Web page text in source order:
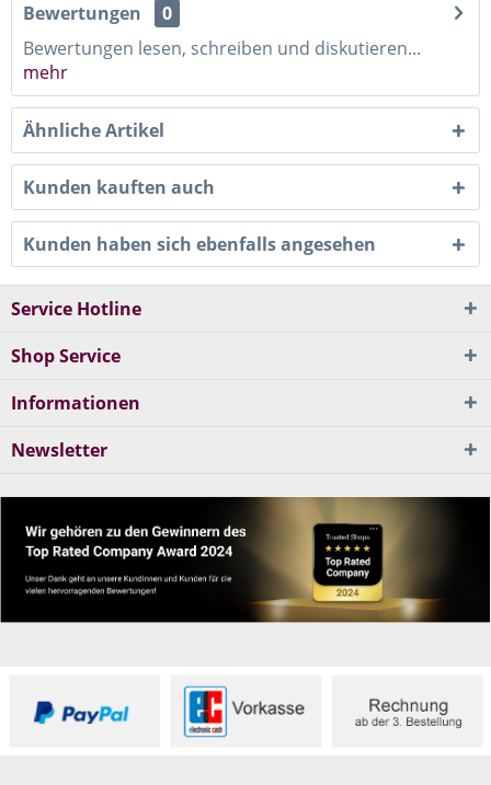
Bewertungen
0
Bewertungen lesen, schreiben und diskutieren...
mehr
Ähnliche Artikel
Kunden kauften auch
Kunden haben sich ebenfalls angesehen
Service Hotline
Shop Service
Informationen
Newsletter